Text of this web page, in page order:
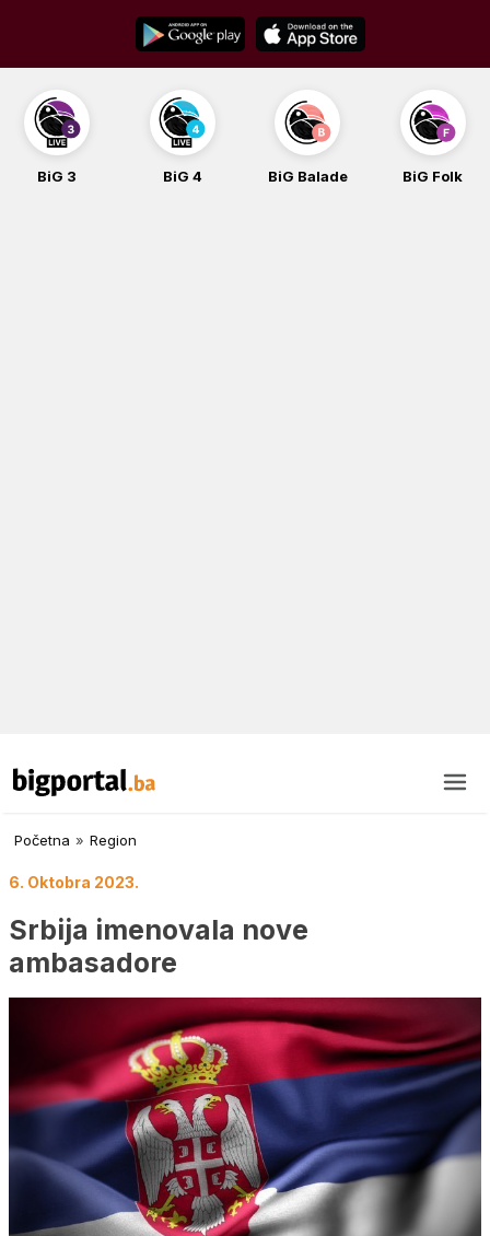
content
BiG 3 BiG 4 BiG Balade BiG Folk
Početna » Region
6. Oktobra 2023.
Srbija imenovala nove
ambasadore